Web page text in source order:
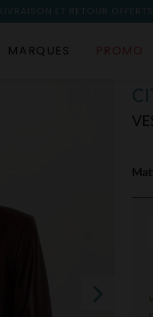
LIVRAISON ET RETOUR OFFERTS
MARQUES PROMO